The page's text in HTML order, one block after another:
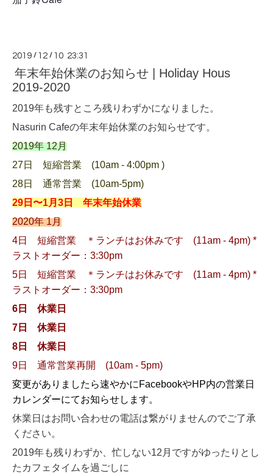
2019 / 12 / 10 23:31
年末年始休業のお知らせ | Holiday Hous
2019-2020
2019年も残すところ残りわずかになりました。
Nasurin Cafeの年末年始休業のお知らせです。
2019年 12月
27日 短縮営業 (10am - 4:00pm )
28日 通常営業 (10am-5pm)
29日〜1月3日 年末年始休業
2020年 1月
4日 短縮営業 ＊ランチはお休みです (11am - 4pm) *
ラストオーダー：3:30pm
5日 短縮営業 ＊ランチはお休みです (11am - 4pm) *
ラストオーダー：3:30pm
6日
休業日
7日
休業日
8日 休業日
9日 通常営業再開 (10am - 5pm)
変更がありましたら速やかにFacebookやHP内の営業日
カレンダーにてお知らせします。
休業日はお問い合わせの電話は繋がりませんのでご了承
ください。
2019年も残りわずか、忙しない12月ですがゆったりとし
たカフェタイムを過ごしに